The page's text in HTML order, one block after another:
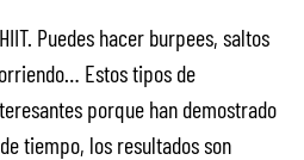
Puedes hacer burpees, saltos
Estos tipos de
porque han demostrado
tiempo, los resultados son